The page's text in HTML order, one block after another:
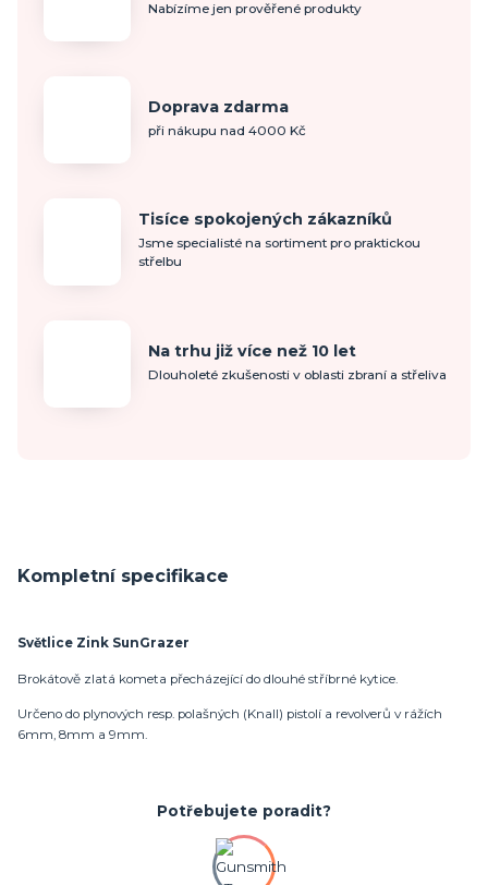
Nabízíme jen prověřené produkty
Doprava zdarma
při nákupu nad 4000 Kč
Tisíce spokojených zákazníků
Jsme specialisté na sortiment pro praktickou
střelbu
Na trhu již více než 10 let
Dlouholeté zkušenosti v oblasti zbraní a střeliva
Kompletní specifikace
Světlice Zink SunGrazer
Brokátově zlatá kometa přecházející do dlouhé stříbrné kytice.
Určeno do plynových resp. polašných (Knall) pistolí a revolverů v rážích
6mm, 8mm a 9mm.
Potřebujete poradit?